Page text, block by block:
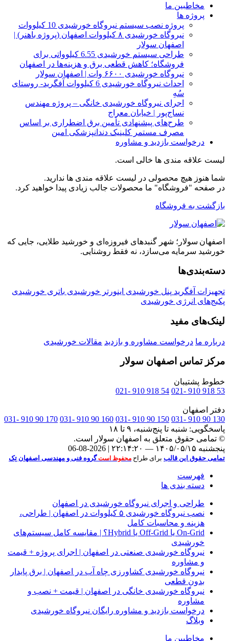
مخاطبین ما
پروژه ها
پروژه نصب سیستم نیروگاه خورشیدی 10 کیلووات
نیروگاه خورشیدی ۸ کیلووات اصفهان (پروژه باهنر) |
اصفهان سولار
طراحی سیستم خورشیدی 6.55 کیلوواتی برای
فروشگاه؛ کاهش قطعی برق و هزینه‌ها در اصفهان
نیروگاه خورشیدی ۶۶۰۰ وات | اصفهان سولار
احداث نیروگاه خورشیدی 6 کیلووات آفگرید- روستای
سُهِ
اجرای نیروگاه خورشیدی خانگی – پروژه مهندس
نساج‌پور | خیابان معراج
طرح‌های پیشنهادی تأمین برق اضطراری بر اساس
مصرف مستمر کلینیک دندانپزشکی امین
درخواست بازدید و مشاوره
لیست علاقه مندی ها خالی است.
شما هنوز هیچ محصولی در لیست علاقه مندی ها ندارید.
در صفحه "فروشگاه" ما محصولات جالب زیادی پیدا خواهید کرد.
بازگشت به فروشگاه
اصفهان سولار؛ شهر گنبدهای فیروزه‌ای و خورشید طلایی، جایی که
خورشید سرمایه می‌سازد، نه فقط روشنایی.
دسته‌بندی‌ها
تجهیزات آفگرید پنل خورشیدی اینورتر خورشیدی باتری خورشیدی
پکیج‌های انرژی خورشیدی
لینک‌های مفید
درباره ما درخواست مشاوره و بازدید مقالات خورشیدی
مرکز تماس اصفهان سولار
خطوط پشتیبان
53 918 910 -021
54 918 910 -021
دفتر اصفهان
130 90 910 -031
150 90 910 -031
160 90 910 -031
170 90 910 -031
پاسخگویی: شنبه تا پنج‌شنبه، ۹ تا ۱۸
© تمامی حقوق متعلق به اصفهان سولار
است.
پنجشنبه ۱۴۰۵/۰۵/۱۵ — ۲۲:۱۴:۲۱ | 2026-08-06
تمامی حقوق این قالب برای طراح محفوظ استگروه فنی و مهندسی اصفهان تِک
فهرست
دسته بندی ها
طراحی و اجرای نیروگاه خورشیدی در اصفهان
نصب نیروگاه خورشیدی ۵ کیلووات در اصفهان | طراحی،
هزینه و محاسبات کامل
On‑Grid یا Off‑Grid یا Hybrid؟ | مقایسه کامل سیستم‌های
خورشیدی
نیروگاه خورشیدی صنعتی در اصفهان | اجرای پروژه + قیمت
و مشاوره
نیروگاه خورشیدی کشاورزی چاه آب در اصفهان | برق پایدار
بدون قطعی
نیروگاه خورشیدی خانگی در اصفهان | قیمت + نصب و
مشاوره
درخواست بازدید و مشاوره رایگان نیروگاه خورشیدی
وبلاگ
مخاطبین ما